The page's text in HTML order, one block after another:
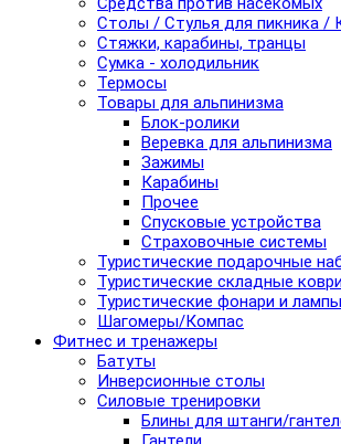
Столы / Стулья для пикника /
Стяжки, карабины, транцы
Сумка - холодильник
Термосы
Товары для альпинизма
Блок-ролики
Веревка для альпинизма
Зажимы
Карабины
Прочее
Спусковые устройства
Страховочные системы
Туристические подарочные
Туристические складные
Туристические фонари и лампы
Шагомеры/Компас
Фитнес и тренажеры
Батуты
Инверсионные столы
Силовые тренировки
Блины для штанги/